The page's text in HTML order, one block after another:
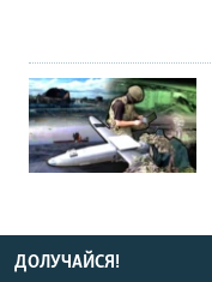
ДОЛУЧАЙСЯ!